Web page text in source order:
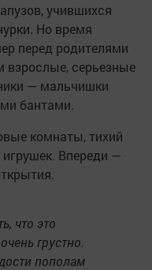
учившихся
Но время
перед родителями
взрослые, серьезные
— мальчишки
бантами.
комнаты, тихий
Впереди —
что это
грустно.
пополам